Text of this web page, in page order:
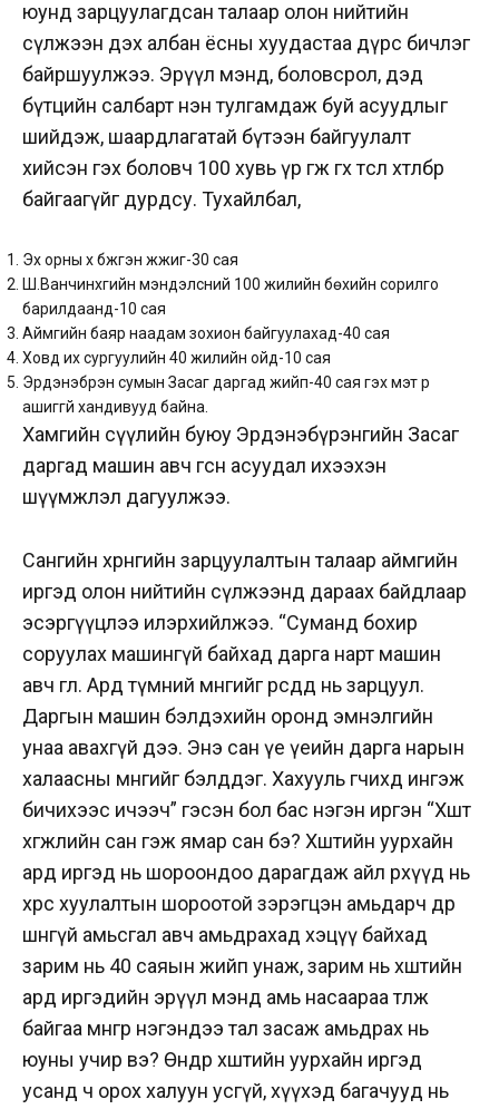
юунд зарцуулагдсан талаар олон нийтийн
сүлжээн дэх албан ёсны хуудастаа дүрс бичлэг
байршуулжээ. Эрүүл мэнд, боловсрол, дэд
бүтцийн салбарт нэн тулгамдаж буй асуудлыг
шийдэж, шаардлагатай бүтээн байгуулалт
хийсэн гэх боловч 100 хувь үр өгөөжөө өгөх төсөл хөтөлбөр
байгаагүйг дурдсу. Тухайлбал,
Эх орны хүү бүжгэн жүжиг-30 сая
Ш.Ванчинхүүгийн мэндэлсний 100 жилийн бөхийн сорилго
барилдаанд-10 сая
Аймгийн баяр наадам зохион байгуулахад-40 сая
Ховд их сургуулийн 40 жилийн ойд-10 сая
Эрдэнэбүрэн сумын Засаг даргад жийп-40 сая гэх мэт үр
ашиггүй хандивууд байна.
Хамгийн сүүлийн буюу Эрдэнэбүрэнгийн Засаг
даргад машин авч өгсөн асуудал ихээхэн
шүүмжлэл дагуулжээ.
Сангийн хөрөнгийн зарцуулалтын талаар аймгийн
иргэд олон нийтийн сүлжээнд дараах байдлаар
эсэргүүцлээ илэрхийлжээ. “Суманд бохир
соруулах машингүй байхад дарга нарт машин
авч өглөө. Ард түмний мөнгийг өөрсдөд нь зарцуул.
Даргын машин бэлдэхийн оронд эмнэлгийн
унаа авахгүй дээ. Энэ сан үе үеийн дарга нарын
халаасны мөнгийг бэлддэг. Хахууль өгчихөөд ингэж
бичихээс ичээч” гэсэн бол бас нэгэн иргэн “Хөшөөт
хөгжлийн сан гэж ямар сан бэ? Xөшөөтийн уурхайн
ард иргэд нь шороондоо дарагдаж айл өрхүүд нь
хөрс хуулалтын шороотой зэрэгцэн амьдарч өдөр
шөнөгүй амьсгал авч амьдрахад хэцүү байхад
зарим нь 40 саяын жийп унаж, зарим нь хөшөөтийн
ард иргэдийн эрүүл мэнд амь насаараа төлж
байгаа мөнгөөр нэгэндээ тал засаж амьдрах нь
юуны учир вэ? Өнөөдөр хөшөөтийн уурхайн иргэд
усанд ч орох халуун усгүй, хүүхэд багачууд нь